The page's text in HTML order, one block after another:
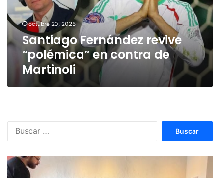
Martinoli
octubre 20, 2025
Santiago Fernández revive
“polémica” en contra de
Martinoli